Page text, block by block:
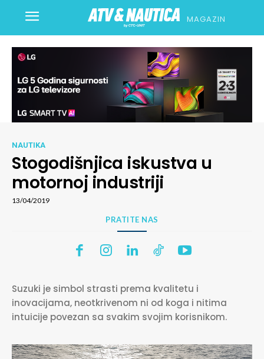
MAGAZIN
NAUTIKA
Stogodišnjica iskustva u
motornoj industriji
13/04/2019
PRATITE NAS
Suzuki je simbol strasti prema kvalitetu i
inovacijama, neotkrivenom ni od koga i nitima
intuicije povezan sa svakim svojim korisnikom.